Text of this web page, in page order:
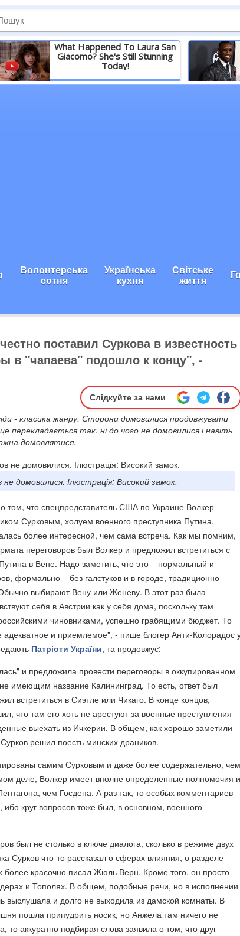
What Happened To Laura San
Giacomo? She's Still Stunning
Today!
Детальніше
Волонтерська
сотня
Українська
кухня
Світське
життя
поставил Суркова в известность
в "чапаева" подошло к концу", -
Слідкуйте за нами
- класика жанру. Сторони домовилися продовжувати
перекладається так: ні до чого не домовилися і навіть
домовлятися.
не домовилися. Ілюстрація: Високий замок.
что спецпредставитель США по Украине Волкер
Сурковым, холуем военного преступника Путина.
более интересной, чем сама встреча. Как мы помним,
переговоров был Волкер и предложил встретиться с
в Вене. Надо заметить, что это – нормальный и
формально – без галстуков и в городе, традиционно
выбирают Вену или Женеву. В этот раз была
себя в Австрии как у себя дома, поскольку там
чиновниками, успешно грабящими бюджет. То
и приемлемое", - пише блогер Анти-Колорадос
Патріоти України, та продовжує:
и предложила провести переговоры в оккупированном
имеющим название Калининград. То есть, ответ был
встретиться в Сиэтле или Чикаго. В конце концов,
что там его хоть не арестуют за военные преступления
выехать из Ичкерии. В общем, как хорошо заметили
решил поесть минских драников.
самим Сурковым и даже более содержательно, чем
деле, Волкер имеет вполне определенные полномочия и
чем Госдепа. А раз так, то особых комментариев
круг вопросов тоже был, в основном, военного
был не столько в ключе диалога, сколько в режиме двух
Сурков что-то рассказал о сферах влияния, о разделе
красочно писал Жюль Верн. Кроме того, он просто
и Тополях. В общем, подобные речи, но в исполнении
выслушала и долго не выходила из дамской комнаты. В
пошла припудрить носик, но Анжела там ничего не
то аккуратно подбирая слова заявила о том, что друг